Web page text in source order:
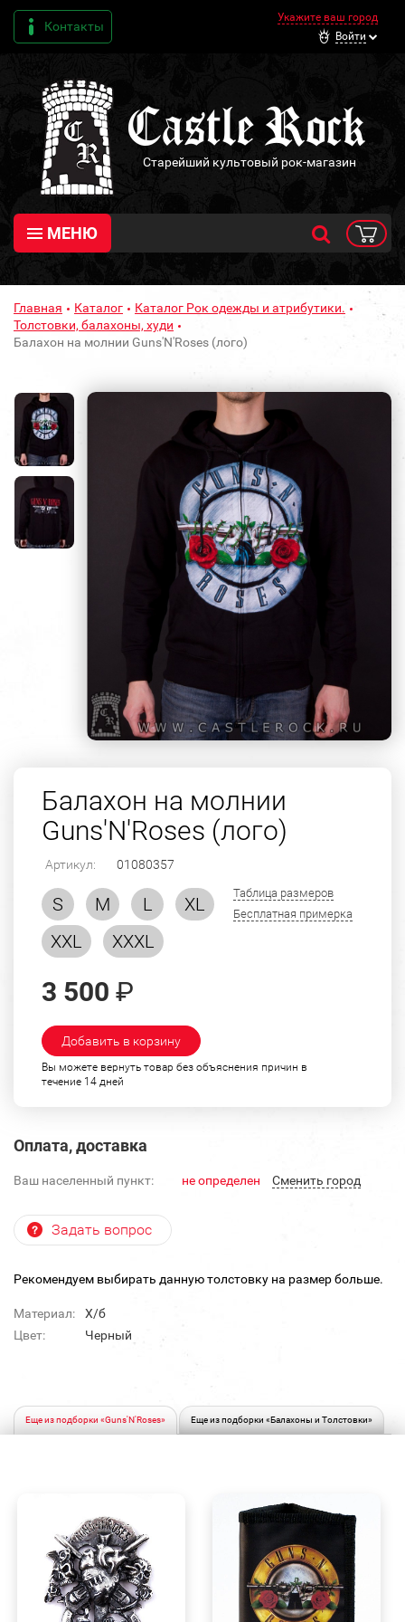
Контакты
Укажите ваш город
Войти
Старейший культовый рок-магазин
МЕНЮ
Главная Каталог
Каталог Рок одежды и атрибутики.
Толстовки, балахоны, худи
Балахон на молнии Guns'N'Roses (лого)
Балахон на молнии
Guns'N'Roses (лого)
Артикул: 01080357
S M L
XL
XXL
XXXL
Таблица размеров
Бесплатная примерка
3 500 ₽
Добавить в корзину
Вы можете вернуть товар без объяснения причин в
течение 14 дней
Оплата, доставка
Ваш населенный пункт: не определен Cменить город
Задать вопрос
Рекомендуем выбирать данную толстовку на размер больше.
Материал:
Х/б
Цвет:
Черный
Еще из подборки «Guns'N'Roses» Еще из подборки «Балахоны и Толстовки»